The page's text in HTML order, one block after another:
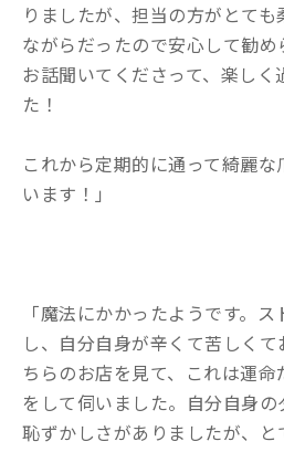
りましたが、担当の方がとて
ながらだったので安心して勧
お話聞いてくださって、楽しく
た！
これから定期的に通って綺麗
います！」
「魔法にかかったようです。
し、自分自身が辛くて苦しく
ちらのお店を見て、これは運
をして伺いました。自分自身
恥ずかしさがありましたが、